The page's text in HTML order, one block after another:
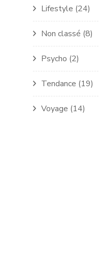
Lifestyle (24)
Non classé (8)
Psycho (2)
Tendance (19)
Voyage (14)